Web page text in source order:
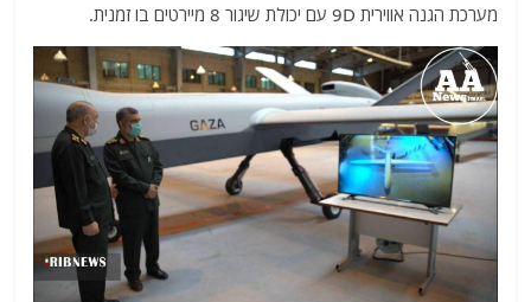
מערכת הגנה אווירית 9D עם יכולת שיגור 8 מיירטים בו זמנית.